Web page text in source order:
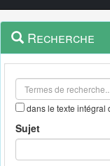
Navigation
outils
Menu
contextuel
Recherche
dans le texte intégral
Sujet